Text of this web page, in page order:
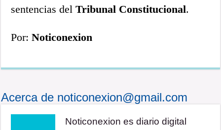
sentencias delTribunal Constitucional.
Por: Noticonexion
Acerca de noticonexion@gmail.com
Noticonexion es diario digital